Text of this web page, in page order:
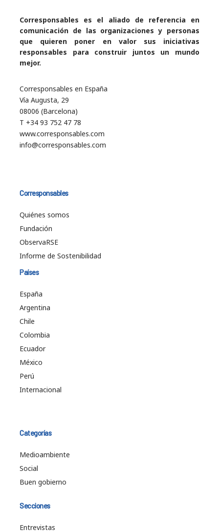
Corresponsables es el aliado de referencia en
comunicación de las organizaciones y personas
que quieren poner en valor sus iniciativas
responsables para construir juntos un mundo
mejor.
Corresponsables en España
Vía Augusta, 29
08006 (Barcelona)
T +34 93 752 47 78
www.corresponsables.com
info@corresponsables.com
Corresponsables
Quiénes somos
Fundación
ObservaRSE
Informe de Sostenibilidad
Países
España
Argentina
Chile
Colombia
Ecuador
México
Perú
Internacional
Categorías
Medioambiente
Social
Buen gobierno
Secciones
Entrevistas